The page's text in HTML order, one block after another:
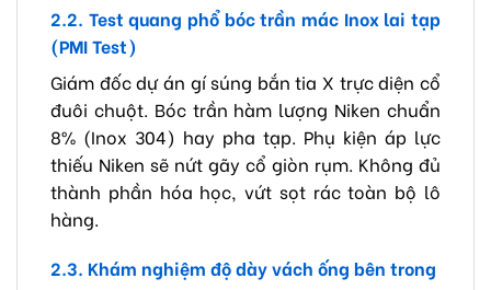
2.2. Test quang phổ bóc trần mác Inox lai tạp
(PMI Test)
Giám đốc dự án gí súng bắn tia X trực diện cổ
đuôi chuột. Bóc trần hàm lượng Niken chuẩn
8% (Inox 304) hay pha tạp. Phụ kiện áp lực
thiếu Niken sẽ nứt gãy cổ giòn rụm. Không đủ
thành phần hóa học, vứt sọt rác toàn bộ lô
hàng.
2.3. Khám nghiệm độ dày vách ống bên trong